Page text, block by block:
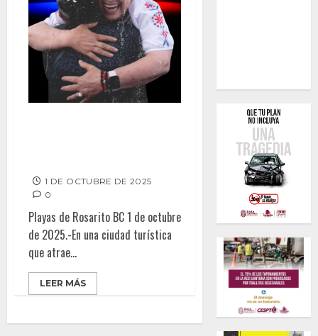
1 DE OCTUBRE DE 2025
0
Playas de Rosarito BC 1 de octubre
de 2025.-En una ciudad turística
que atrae...
LEER MÁS